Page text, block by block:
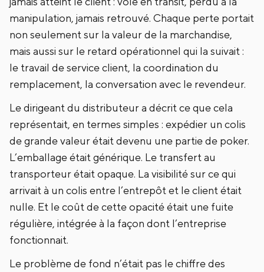
manipulation, jamais retrouvé. Chaque perte portait
non seulement sur la valeur de la marchandise,
mais aussi sur le retard opérationnel qui la suivait :
le travail de service client, la coordination du
remplacement, la conversation avec le revendeur.
Le dirigeant du distributeur a décrit ce que cela
représentait, en termes simples : expédier un colis
de grande valeur était devenu une partie de poker.
L’emballage était générique. Le transfert au
transporteur était opaque. La visibilité sur ce qui
arrivait à un colis entre l’entrepôt et le client était
nulle. Et le coût de cette opacité était une fuite
régulière, intégrée à la façon dont l’entreprise
fonctionnait.
Le problème de fond n’était pas le chiffre des